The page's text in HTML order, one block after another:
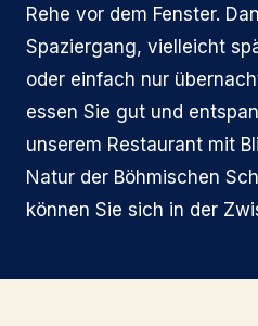
Rehe vor dem Fenster.
Spaziergang, vielleicht
oder einfach nur
essen Sie gut und
unserem Restaurant mit
Natur der Böhmischen
können Sie sich in der